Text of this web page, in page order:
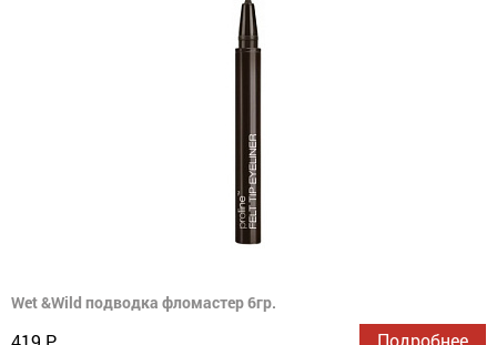
Wet &Wild подводка фломастер 6гр.